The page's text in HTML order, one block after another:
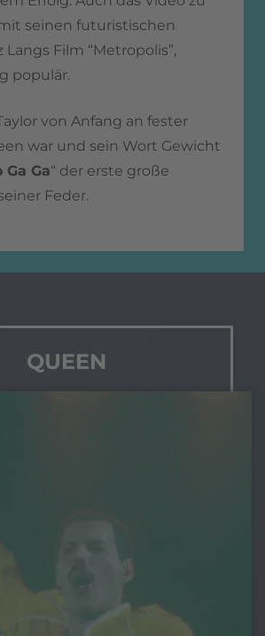
mit seinen futuristischen
Langs Film “Metropolis”,
populär.
von Anfang an fester
war und sein Wort Gewicht
Ga Ga“ der erste große
Feder.
QUEEN